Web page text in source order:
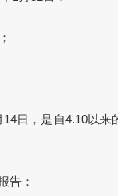
日，是自4.10以
告：